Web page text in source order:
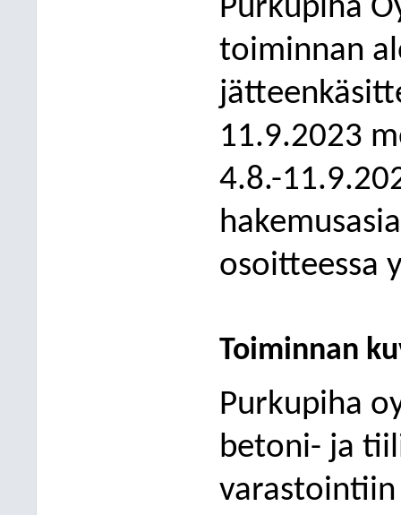
Purkupiha
toiminnan
11.9.2023
4.8.-
osoitteessa
Toiminnan
Purkupiha
betoni- ja
varastointiin